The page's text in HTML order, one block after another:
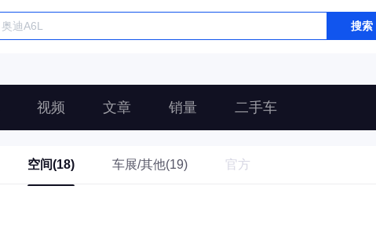
搜索
视频 文章 销量 二手车
空间(18) 车展/其他(19) 官方